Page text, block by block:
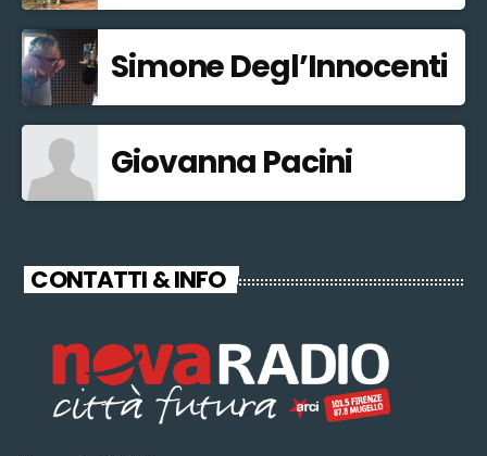
Simone Degl’Innocenti
Giovanna Pacini
CONTATTI & INFO